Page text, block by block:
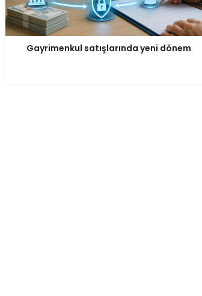
Gayrimenkul satışlarında yeni dönem